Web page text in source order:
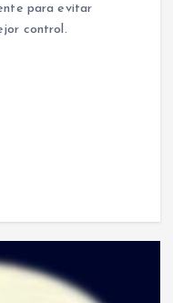
para evitar
control.